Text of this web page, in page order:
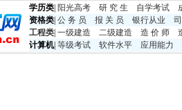
学历类 阳光高考 研 究 生 自学考试
资格类 公 务 员 报 关 员 银行从业
工程类 一级建造 二级建造 造 价 师
计算机| 等级考试 软件水平 应用能力